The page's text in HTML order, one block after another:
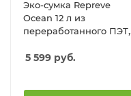
Эко-сумка Repreve
Ocean 12 л из
переработанного ПЭТ,
стандарту GRS, темно-
5 599 руб.